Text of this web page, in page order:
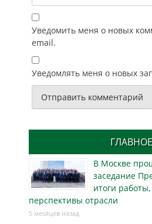
Уведомить меня о новых
email.
Уведомлять меня о новых
ГЛАВНОЕ
В Москве
заседание
итоги
перспективы отрасли
5 месяцев назад